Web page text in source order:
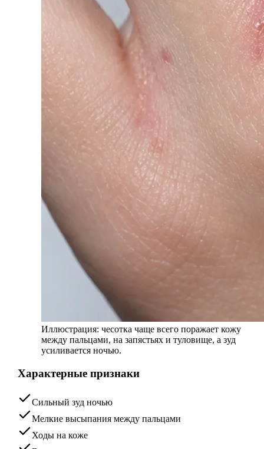
Иллюстрация: чесотка чаще всего поражает кожу
между пальцами, на запястьях и туловище, а зуд
усиливается ночью.
Характерные признаки
Сильный зуд ночью
Мелкие высыпания между пальцами
Ходы на коже